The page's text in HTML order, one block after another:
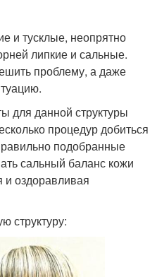
и тусклые, неопрятно
липкие и сальные.
проблему, а даже
для данной структуры
процедур добиться
подобранные
сальный баланс кожи
и оздоравливая
структуру: